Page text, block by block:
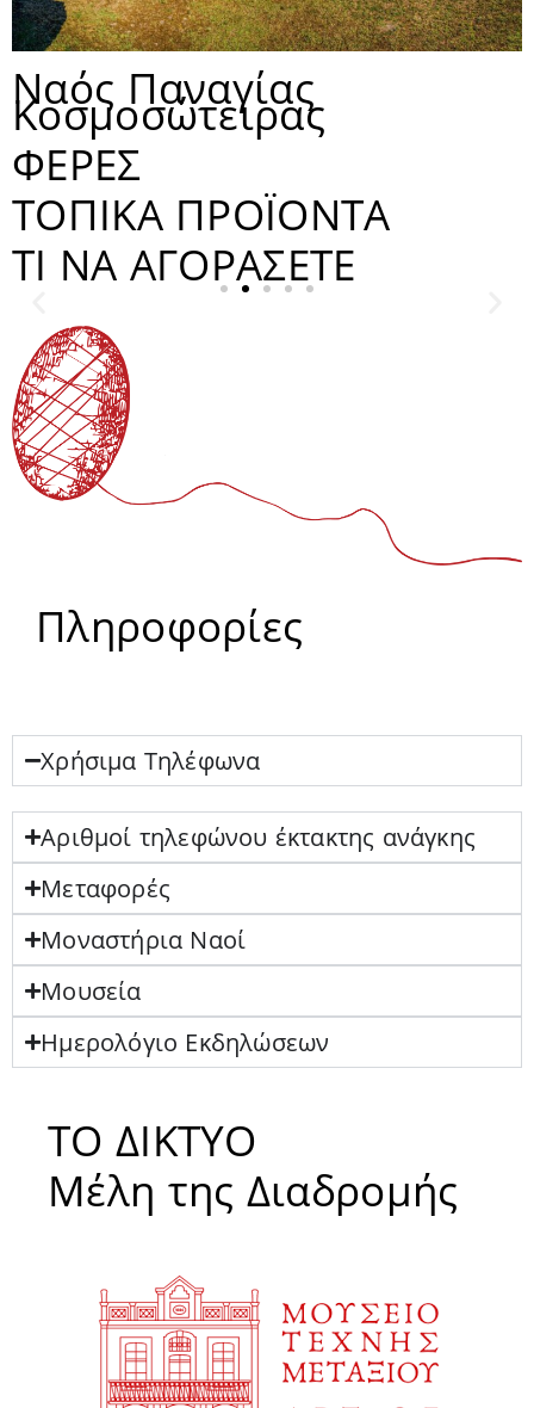
Ναός Παναγίας
Κοσμοσώτειρας
ΦΕΡΕΣ
ΤΟΠΙΚΑ ΠΡΟΪΟΝΤΑ
ΤΙ ΝΑ ΑΓΟΡΑΣΕΤΕ
ΚΡΑΣΙ
Πληροφορίες
Χρήσιμα Τηλέφωνα
Αριθμοί τηλεφώνου έκτακτης ανάγκης
Μεταφορές
Μοναστήρια Ναοί
Μουσεία
Ημερολόγιο Εκδηλώσεων
ΤΟ ΔΙΚΤΥΟ
Μέλη της Διαδρομής